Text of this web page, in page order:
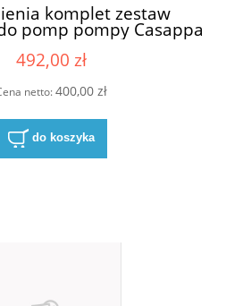
komplet zestaw
pomp pompy Casappa
KP30-84E4-S/D
492,00 zł
netto:400,00 zł
do koszyka